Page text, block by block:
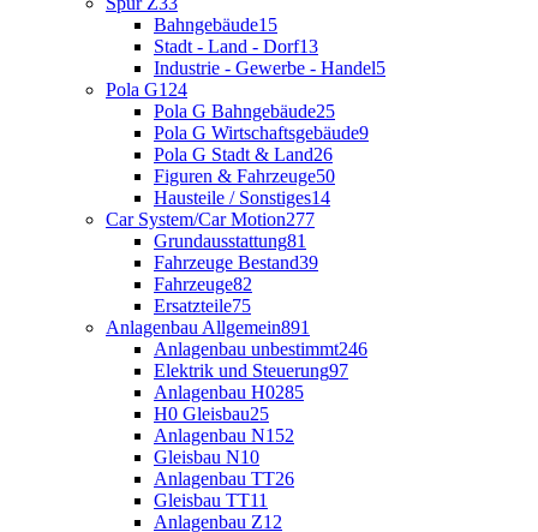
Bahngebäude15
Stadt - Land - Dorf13
Industrie - Gewerbe - Handel5
Pola G124
Pola G Bahngebäude25
Pola G Wirtschaftsgebäude9
Pola G Stadt & Land26
Figuren & Fahrzeuge50
Hausteile / Sonstiges14
Car System/Car Motion277
Grundausstattung81
Fahrzeuge Bestand39
Fahrzeuge82
Ersatzteile75
Anlagenbau Allgemein891
Anlagenbau unbestimmt246
Elektrik und Steuerung97
Anlagenbau H0285
H0 Gleisbau25
Anlagenbau N152
Gleisbau N10
Anlagenbau TT26
Gleisbau TT11
Anlagenbau Z12